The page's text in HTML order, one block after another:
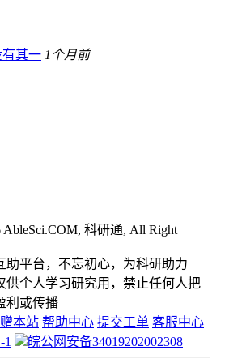
其一 1个月前
AbleSci.COM, 科研通, All Right
助平台，不忘初心，为科研助力
供个人学习研究用，禁止任何人把
利或传播
本站 帮助中心 提交工单 客服中心
1
皖公网安备34019202002308